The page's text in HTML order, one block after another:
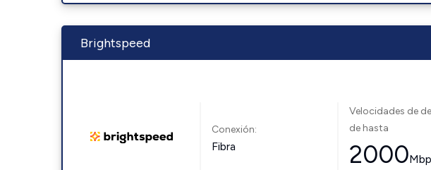
Brightspeed
Conexión:
Fibra
Velocidades de
de hasta
2000